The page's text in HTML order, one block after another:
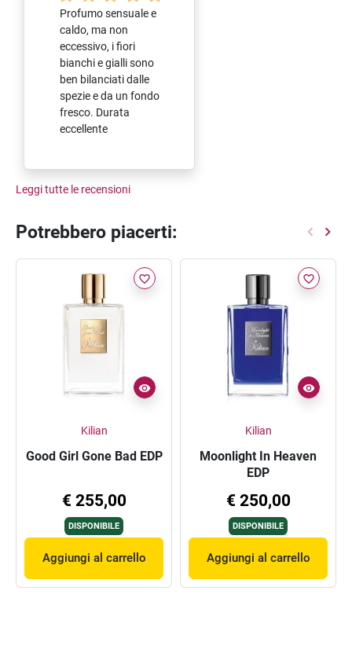
Profumo sensuale e
caldo, ma non
eccessivo, i fiori
bianchi e gialli sono
ben bilanciati dalle
spezie e da un fondo
fresco. Durata
eccellente
Leggi tutte le recensioni
Potrebbero piacerti:
favorite_border
Kilian
Good Girl Gone Bad EDP
€ 255,00
DISPONIBILE
Aggiungi al carrello
favorite_border
Kilian
Moonlight In Heaven
EDP
€ 250,00
DISPONIBILE
Aggiungi al carrello